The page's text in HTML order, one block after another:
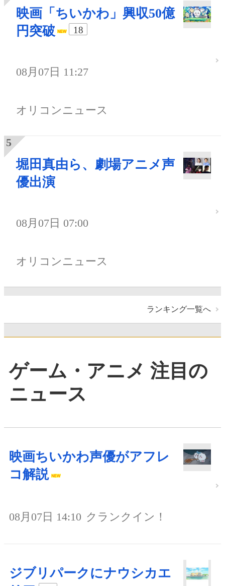
映画「ちいかわ」興収50億
円突破
18
08月07日 11:27
オリコンニュース
堀田真由ら、劇場アニメ声
優出演
08月07日 07:00
オリコンニュース
ランキング一覧へ
ゲーム・アニメ 注目の
ニュース
映画ちいかわ声優がアフレ
コ解説
08月07日 14:10 クランクイン！
ジブリパークにナウシカエ